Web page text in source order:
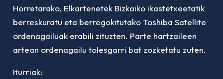
Horretarako, Elkartenetek Bizkaiko ikastetxeetatik
berreskuratu eta berregokitutako Toshiba Satellite
ordenagailuak erabili zituzten. Parte hartzaileen
artean ordenagailu tolesgarri bat zozketatu zuten.
Iturriak: